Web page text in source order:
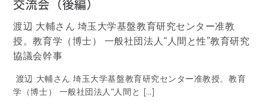
交流会（後編）
渡辺 大輔さん 埼玉大学基盤教育研究センター准教
授。教育学（博士） 一般社団法人“人間と性”教育研究
協議会幹事
渡辺 大輔さん 埼玉大学基盤教育研究センター准教授。教育
学（博士） 一般社団法人“人間と […]